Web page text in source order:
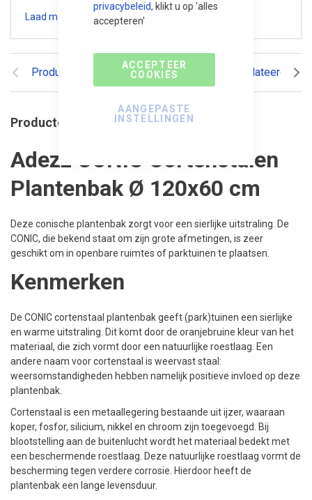
privacybeleid, klikt u op 'alles
accepteren'
ACCEPTEER
COOKIES
AANGEPASTE
INSTELLINGEN
Productomschrijving Reviews Gerelateerde
Productomschrijving
Adezz CONIC Cortenstalen
Plantenbak Ø 120x60 cm
Deze conische plantenbak zorgt voor een sierlijke uitstraling. De
CONIC, die bekend staat om zijn grote afmetingen, is zeer
geschikt om in openbare ruimtes of parktuinen te plaatsen.
Kenmerken
De CONIC cortenstaal plantenbak geeft (park)tuinen een sierlijke
en warme uitstraling. Dit komt door de oranjebruine kleur van het
materiaal, die zich vormt door een natuurlijke roestlaag. Een
andere naam voor cortenstaal is weervast staal:
weersomstandigheden hebben namelijk positieve invloed op deze
plantenbak.
Cortenstaal is een metaallegering bestaande uit ijzer, waaraan
koper, fosfor, silicium, nikkel en chroom zijn toegevoegd. Bij
blootstelling aan de buitenlucht wordt het materiaal bedekt met
een beschermende roestlaag. Deze natuurlijke roestlaag vormt de
bescherming tegen verdere corrosie. Hierdoor heeft de
plantenbak een lange levensduur.
Laad meer specificaties